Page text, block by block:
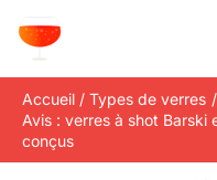
Accueil
Types de verres
Avis : verres à shot Barski
conçus
e
c
h
e
r